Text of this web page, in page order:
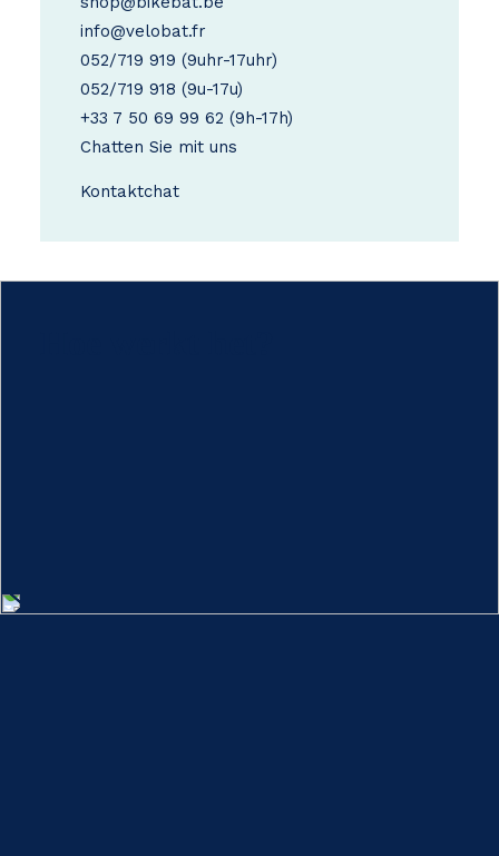
info@velobat.fr
052/719 919 (9uhr-17uhr)
052/719 918 (9u-17u)
+33 7 50 69 99 62 (9h-17h)
Chatten Sie mit uns
Kontaktchat